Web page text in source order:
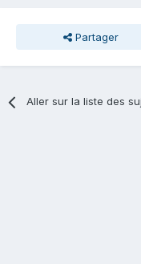
Partager
Aller sur la liste des